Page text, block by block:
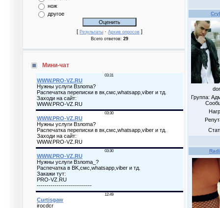
нож
другое
[ Результаты · Архив опросов ]
Всего ответов: 29
Мини-чат
Группа: